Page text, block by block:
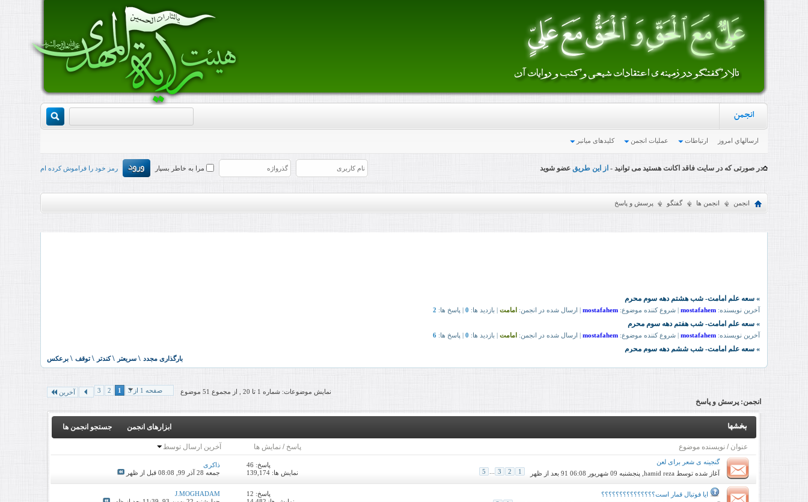
انجمن
ارسالهاي امروز ارتباطات عملیات انجمن کلیدهای میانبر
در صورتی که در سایت فاقد اکانت هستید می توانید - از این طریقعضو شوید مرا به خاطر بسپار رمز خود را فراموش کرده ام
انجمن انجمن ها گفتگو پرسش و پاسخ
صفحه 1 از 3 1
2
3 آخرین نمایش موضوعات: شماره 1 تا 20 , از مجموع ‍51 موضوع
انجمن:پرسش و پاسخ
بخشها ابزارهای انجمن جستجو انجمن ها
عنوان /نویسنده موضوع پاسخ /نمایش ها آخرین ارسال توسط
گنجینه ی شعر برای لعن
آغاز شده توسطhamid reza , پنجشنبه 09 شهریور 91 06:08 بعد از ظهر 1
2
3
5
پاسخ:46
نمایش ها: 139,174
ذاکری
جمعه 28 آذر 99,
08:08 قبل از ظهر
ایا فوتبال قمار است؟؟؟؟؟؟؟؟؟؟؟؟؟؟؟
پاسخ: 12
J.MOGHADAM